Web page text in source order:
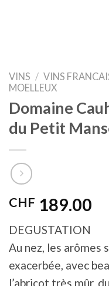
VINS / VINS
MOELLEUX
Domaine
du Petit
CHF 189.00
DEGUSTATION
Au nez, les arômes
exacerbée, avec
l’abricot très mûr,